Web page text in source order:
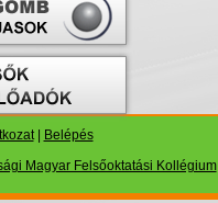
|
Belépés
Magyar Felsőoktatási Kollégium